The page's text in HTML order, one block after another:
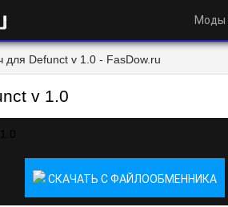
Моды
для Defunct v 1.0 - FasDow.ru
v 1.0
СКАЧАТЬ С ФАЙЛООБМЕННИКА